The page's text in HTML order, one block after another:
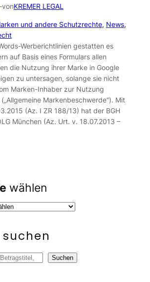
vonKREMER LEGAL
und andere Schutzrechte, News
Werberichtlinien gestatten es
auf Basis eines Formulars allen
die Nutzung ihrer Marke in Google
zu untersagen, solange sie nicht
Marken-Inhaber zur Nutzung
Markenbeschwerde“). Mit
(Az. I ZR 188/13) hat der BGH
München (Az. Urt. v. 18.07.2013 –
wählen
suchen
Suchen